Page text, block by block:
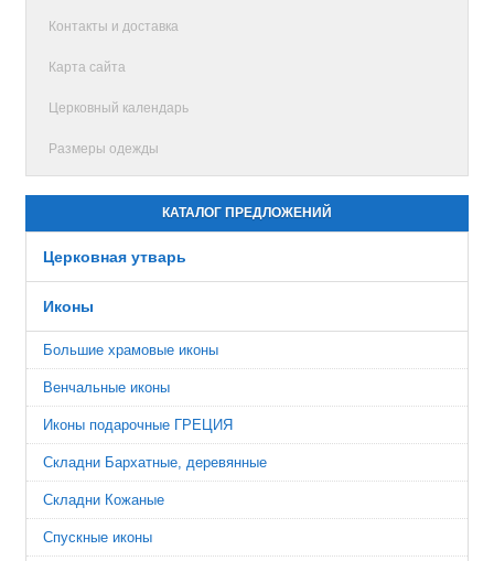
Контакты и доставка
Карта сайта
Церковный календарь
Размеры одежды
КАТАЛОГ ПРЕДЛОЖЕНИЙ
Церковная утварь
Иконы
Большие храмовые иконы
Венчальные иконы
Иконы подарочные ГРЕЦИЯ
Складни Бархатные, деревянные
Складни Кожаные
Спускные иконы